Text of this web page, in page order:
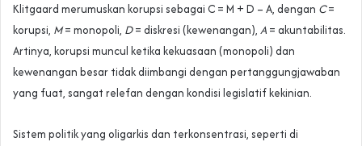
Klitgaard merumuskan korupsi sebagai C = M + D – A, dengan C=
korupsi, M= monopoli, D= diskresi (kewenangan), A = akuntabilitas.
Artinya, korupsi muncul ketika kekuasaan (monopoli) dan
kewenangan besar tidak diimbangi dengan pertanggungjawaban
yang fuat, sangat relefan dengan kondisi legislatif kekinian.
Sistem politik yang oligarkis dan terkonsentrasi, seperti di